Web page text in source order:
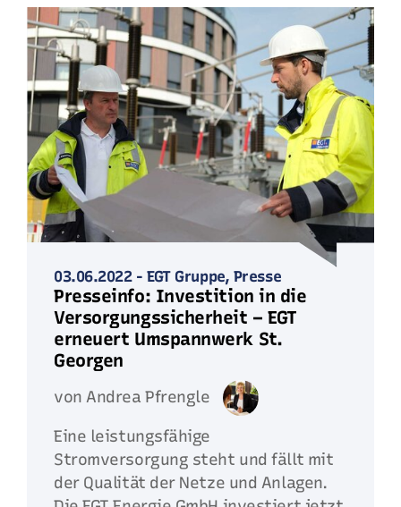
03.06.2022 -EGT Gruppe, Presse
Presseinfo: Investition in die
Versorgungssicherheit – EGT
erneuert Umspannwerk St.
Georgen
von Andrea Pfrengle
Eine leistungsfähige
Stromversorgung steht und fällt mit
der Qualität der Netze und Anlagen.